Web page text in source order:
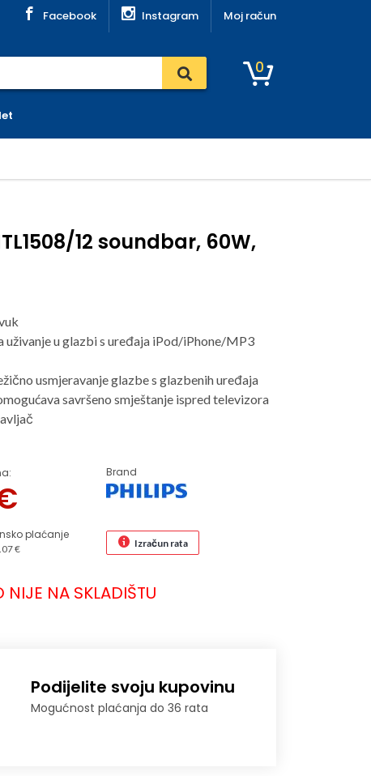
Facebook Instagram Moj račun
0
12 soundbar, 60W,
uživanje u glazbi s uređaja iPod/iPhone/MP3
usmjeravanje glazbe s glazbenih uređaja
savršeno smještanje ispred televizora
plaćanje
Brand
€ Izračun rata
NIJE NA SKLADIŠTU
Podijelite svoju kupovinu
Mogućnost plaćanja do 36 rata